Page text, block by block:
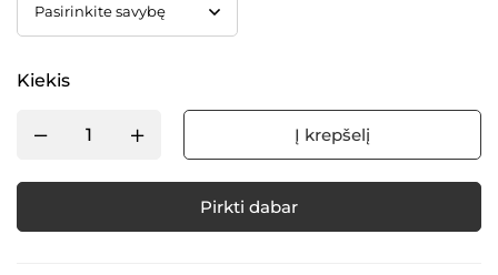
Kiekis
Į krepšelį
Pirkti dabar